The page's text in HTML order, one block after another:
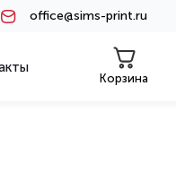
office@sims-print.ru
Корзина